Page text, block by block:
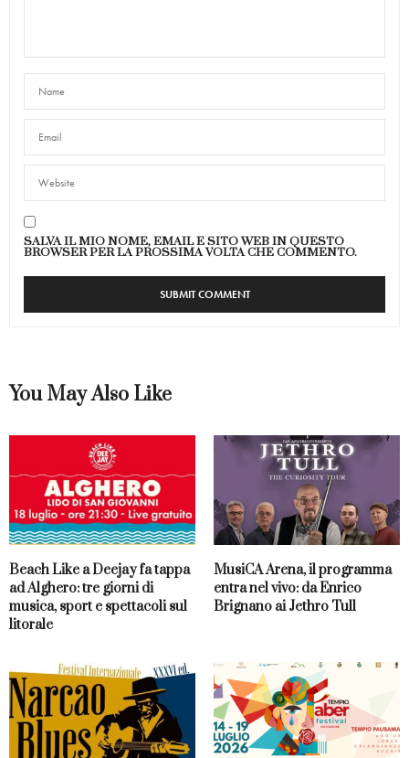
SALVA IL MIO NOME, EMAIL E SITO WEB IN QUESTO
BROWSER PER LA PROSSIMA VOLTA CHE COMMENTO.
You May Also Like
Beach Like a Deejay fa tappa
ad Alghero: tre giorni di
musica, sport e spettacoli sul
litorale
MusiCA Arena, il programma
entra nel vivo: da Enrico
Brignano ai Jethro Tull